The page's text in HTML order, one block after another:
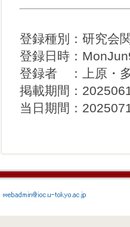
登録種別：研究会
登録日時：
登録者 ：上原・
掲載期間：
当日期間：